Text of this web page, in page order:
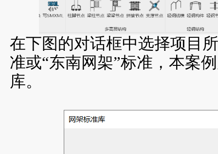
在下图的对话框中选择项目
准或“东南网架”标准， 本案例
库。